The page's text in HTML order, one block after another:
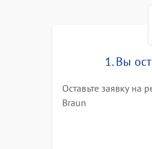
1. Вы
Оставьте заявку на
Braun